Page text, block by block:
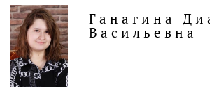
Ганагина
Васильевна